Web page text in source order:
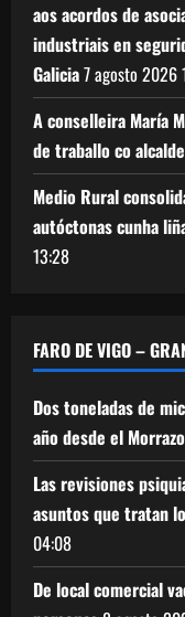
aos acordos de
industriais en
Galicia7 agosto 2026
A conselleira María
de traballo co
Medio Rural
autóctonas cunha
13:28
FARO DE VIGO –
Dos toneladas de
año desde el Morrazo
Las revisiones
asuntos que tratan
04:08
De local comercial